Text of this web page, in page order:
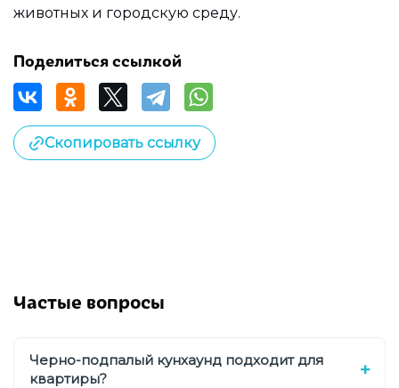
животных и городскую среду.
Поделиться ссылкой
Скопировать ссылку
Частые вопросы
Черно-подпалый кунхаунд подходит для
квартиры?